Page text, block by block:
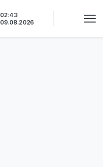
02:44
09.08.2026